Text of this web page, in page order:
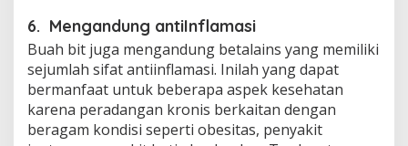
6. Mengandung antiInflamasi
Buah bit juga mengandung betalains yang memiliki
sejumlah sifat antiinflamasi. Inilah yang dapat
bermanfaat untuk beberapa aspek kesehatan
karena peradangan kronis berkaitan dengan
beragam kondisi seperti obesitas, penyakit